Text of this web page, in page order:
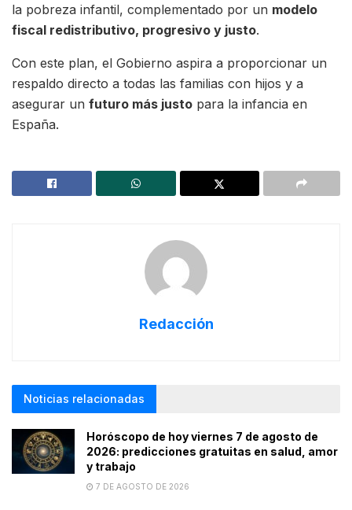
la pobreza infantil, complementado por un modelo
fiscal redistributivo, progresivo y justo.
Con este plan, el Gobierno aspira a proporcionar un
respaldo directo a todas las familias con hijos y a
asegurar un futuro más justo para la infancia en
España.
Redacción
Noticias relacionadas
Horóscopo de hoy viernes 7 de agosto de
2026: predicciones gratuitas en salud, amor
y trabajo
7 DE AGOSTO DE 2026